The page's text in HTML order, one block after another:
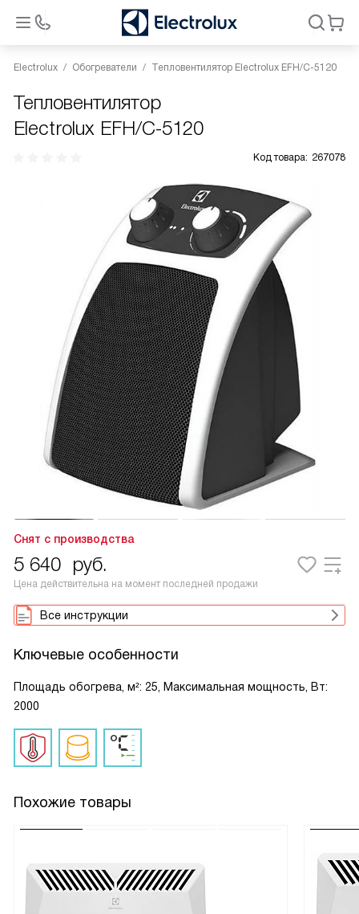
Electrolux Обогреватели Тепловентилятор Electrolux EFH/C-5120
Тепловентилятор
Electrolux EFH/C-5120
Код товара: 267078
Снят с производства
5 640 руб.
Цена действительна на момент последней продажи
Все инструкции
Ключевые особенности
Площадь обогрева, м²: 25, Максимальная мощность, Вт:
2000
Похожие товары